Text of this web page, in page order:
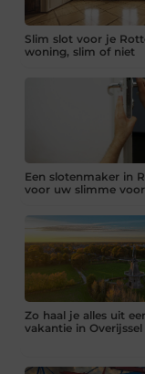
Slim slot voor je
woning, slim of niet
Een slotenmaker in
voor uw slimme
Zo haal je alles uit
vakantie in Overijssel